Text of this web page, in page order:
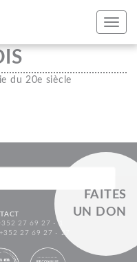
FAITES
UN DON
du 20e siècle
27 69 27 - 1
+352 27 69 27 - 27